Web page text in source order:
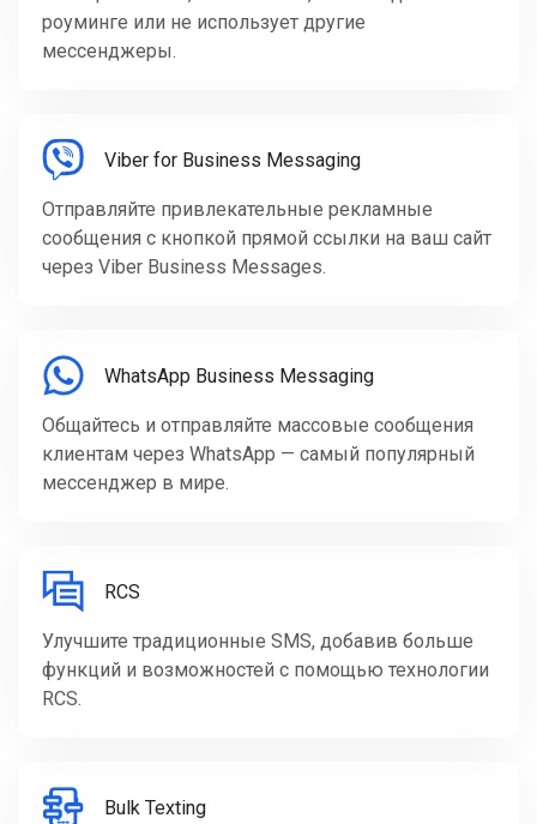
роуминге или не использует другие
мессенджеры.
Viber for Business Messaging
Отправляйте привлекательные рекламные
сообщения с кнопкой прямой ссылки на ваш сайт
через Viber Business Messages.
WhatsApp Business Messaging
Общайтесь и отправляйте массовые сообщения
клиентам через WhatsApp — самый популярный
мессенджер в мире.
RCS
Улучшите традиционные SMS, добавив больше
функций и возможностей с помощью технологии
RCS.
Bulk Texting